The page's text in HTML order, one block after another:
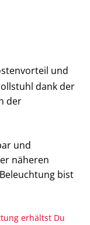
und
dank der
der
und
näheren
bist
erhältst Du